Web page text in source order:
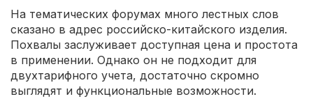
На тематических форумах много лестных слов
сказано в адрес российско-китайского изделия.
Похвалы заслуживает доступная цена и простота
в применении. Однако он не подходит для
двухтарифного учета, достаточно скромно
выглядят и функциональные возможности.